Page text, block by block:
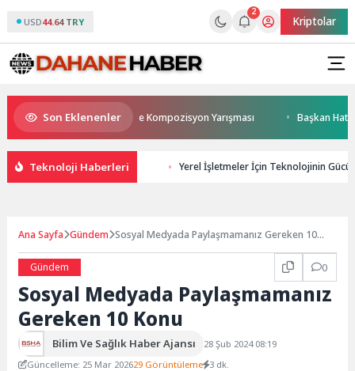
USD44.64 TRY
2
Kriptolar
Son Eklenenler
Ödüllü Resim, Şiir ve Kompozisyon Yarışması Başkan Hatice
Teknoloji Haberleri Yerel İşletmeler İçin Teknolojinin
Ana Sayfa Gündem Sosyal Medyada Paylaşmamanız Gereken 10
Gündem
0
Sosyal Medyada Paylaşmamanız
Gereken 10 Konu
Bilim Ve Sağlık Haber Ajansı
28 Şub 2024 08:19
Güncelleme: 25 Mar 202629 Görüntüleme 3 dk.